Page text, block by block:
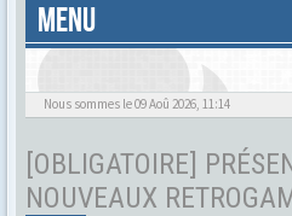
MENU
Nous sommes le 09 Aoû 2026, 11:14
[OBLIGATOIRE]
NOUVEAUX